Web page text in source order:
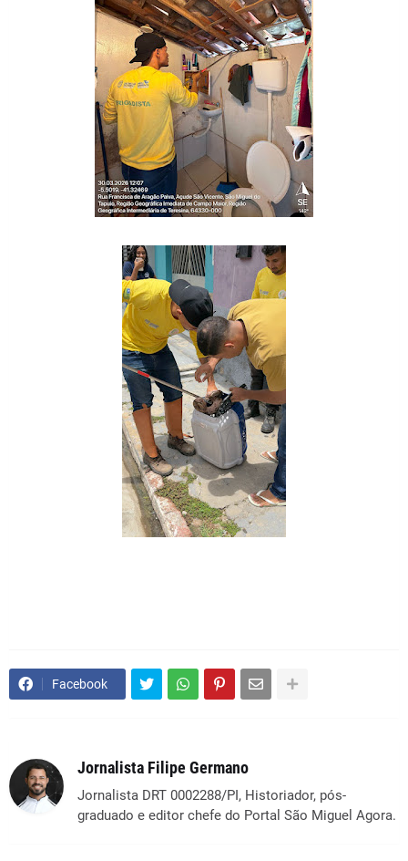
Facebook
Jornalista Filipe Germano
Jornalista DRT 0002288/PI, Historiador, pós-
graduado e editor chefe do Portal São Miguel Agora.